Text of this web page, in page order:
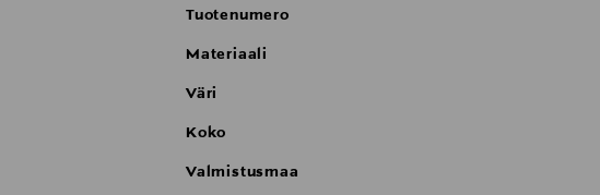
Tuotenumero
Materiaali
Väri
Koko
Valmistusmaa